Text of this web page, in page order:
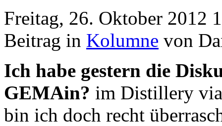
Freitag, 26. Oktober 2012
Beitrag in Kolumne von
Ich habe gestern die
GEMAin? im Distillery
bin ich doch recht